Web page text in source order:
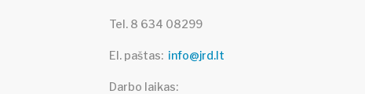
Tel. 8 634 08299
El. paštas info@jrd.lt
Darbo laikas